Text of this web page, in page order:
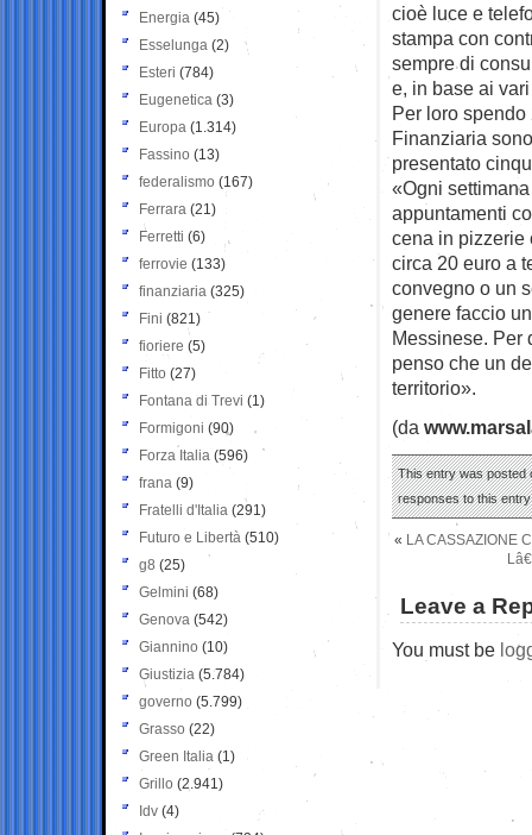
cioè luce e
stampa con
sempre di
e, in base ai
Per loro spendo
Finanziaria
presentato
«Ogni
appuntamenti
cena in pizzerie
circa 20 euro a
convegno o un
genere faccio
Messinese. Per
penso che un
territorio».
(da
This entry was posted
responses to this
« LA CASSAZIONE
Leave a
You must be
Energia (45)
Esselunga (2)
Esteri (784)
Eugenetica (3)
Europa (1.314)
Fassino (13)
federalismo (167)
Ferrara (21)
Ferretti (6)
ferrovie (133)
finanziaria (325)
Fini (821)
fioriere (5)
Fitto (27)
Fontana di Trevi (1)
Formigoni (90)
Forza Italia (596)
frana (9)
Fratelli d'Italia (291)
Futuro e Libertà (510)
g8 (25)
Gelmini (68)
Genova (542)
Giannino (10)
Giustizia (5.784)
governo (5.799)
Grasso (22)
Green Italia (1)
Grillo (2.941)
Idv (4)